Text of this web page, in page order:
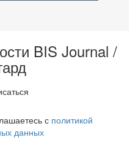
BIS Journal /
с политикой
данных